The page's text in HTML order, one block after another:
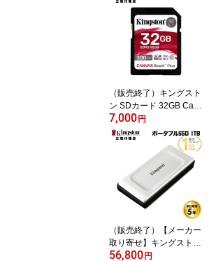
定モデル(HDMI)】 全2色
フルHD 白色LEDバック
ライト 広視野角 PTFWL
D-24W PTFBLD-24W プ
リンストン 23.8型 FHD
液晶モニター HDMI スピ
モニター
（販売終了）キングスト
ン SDカード 32GB Canv
as React Plus SDメモリ
カード UHS-II U3 V90 S
DR2/32GB Kingston SD
XC 4K 8K 高速 カメラ uh
s 新生活 国内正規品 キャ
ンセル不可
7,000 円
（販売終了）【メーカー
取り寄せ】キングストン
ポータブルSSD 1TB XS2
56,800 円